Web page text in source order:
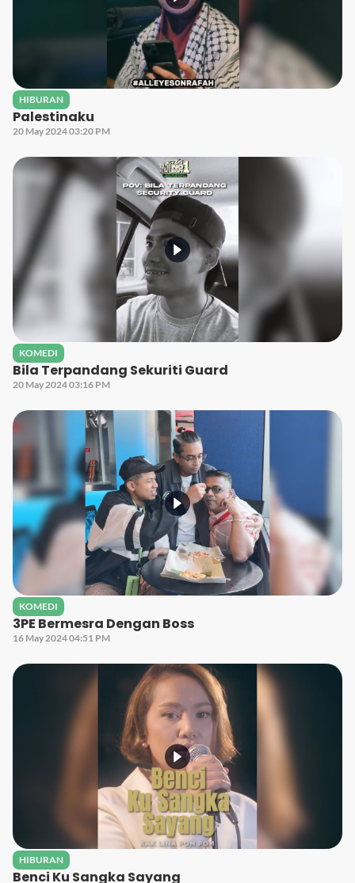
HIBURAN
Palestinaku
20 May 2024 03:20 PM
KOMEDI
Bila Terpandang Sekuriti Guard
20 May 2024 03:16 PM
KOMEDI
3PE Bermesra Dengan Boss
16 May 2024 04:51 PM
HIBURAN
Benci Ku Sangka Sayang